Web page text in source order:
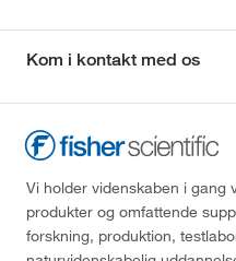
Kom i kontakt med os
Vi holder videnskaben i gang
produkter og omfattende
forskning, produktion,